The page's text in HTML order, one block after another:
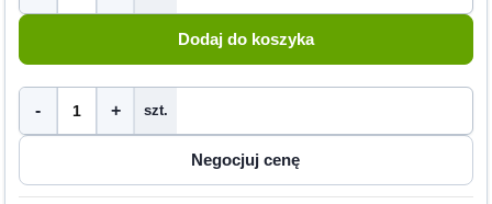
- + szt.